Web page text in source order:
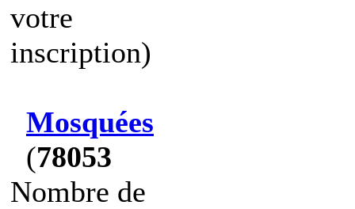
votre
inscription)
Mosquées
(78053
Nombre de